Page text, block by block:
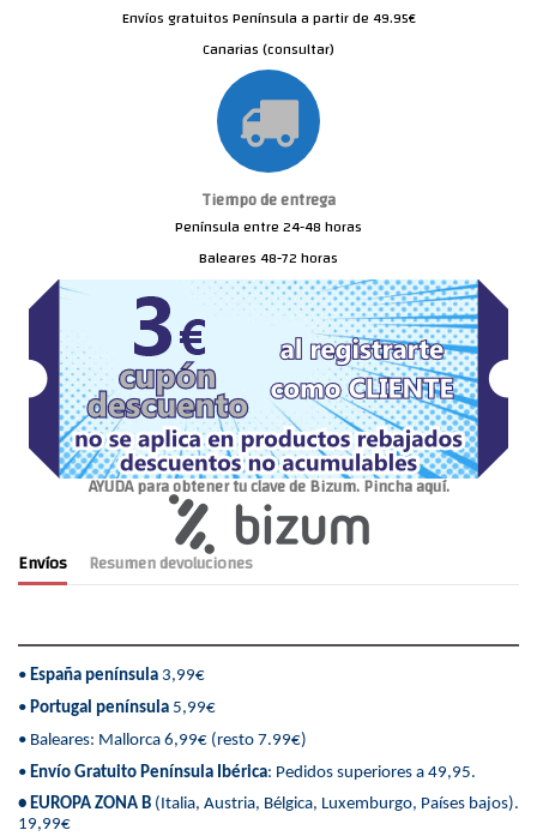
Envíos gratuitos Península a partir de 49.95€
Canarias (consultar)
Tiempo de entrega
Península entre 24-48 horas
Baleares 48-72 horas
AYUDA para obtener tu clave de Bizum. Pincha aquí.
Envíos Resumen devoluciones
• España península 3,99€
• Portugal península 5,99€
• Baleares: Mallorca 6,99€ (resto 7.99€)
• Envío Gratuito Península Ibérica: Pedidos superiores a 49,95.
• EUROPA ZONA B (Italia, Austria, Bélgica, Luxemburgo, Países bajos).
19,99€